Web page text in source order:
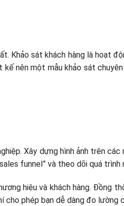
sát khách hàng là hoạt
nên một mẫu khảo sát
Xây dựng hình ảnh trên
funnel” và theo dõi quá trình
hiệu và khách hàng. Đồng
phép bạn dễ dàng đo lường